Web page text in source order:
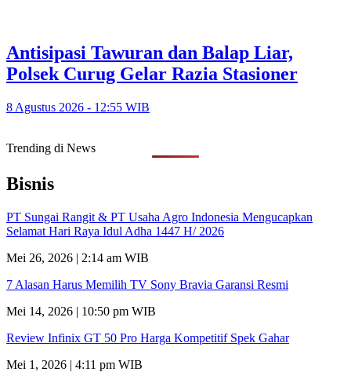
Antisipasi Tawuran dan Balap Liar,
Polsek Curug Gelar Razia Stasioner
8 Agustus 2026 - 12:55 WIB
Trending di News
Bisnis
PT Sungai Rangit & PT Usaha Agro Indonesia Mengucapkan
Selamat Hari Raya Idul Adha 1447 H/ 2026
Mei 26, 2026 | 2:14 am WIB
7 Alasan Harus Memilih TV Sony Bravia Garansi Resmi
Mei 14, 2026 | 10:50 pm WIB
Review Infinix GT 50 Pro Harga Kompetitif Spek Gahar
Mei 1, 2026 | 4:11 pm WIB